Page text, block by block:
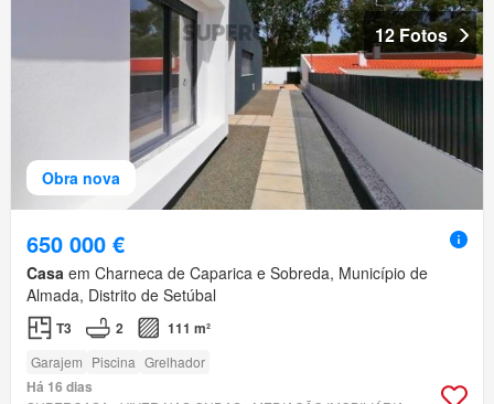
Obra nova
12 Fotos
650 000 €
Casa em Charneca de Caparica e Sobreda, Município de
Almada, Distrito de Setúbal
T3 2 111 m²
Garajem Piscina Grelhador
Há 16 dias